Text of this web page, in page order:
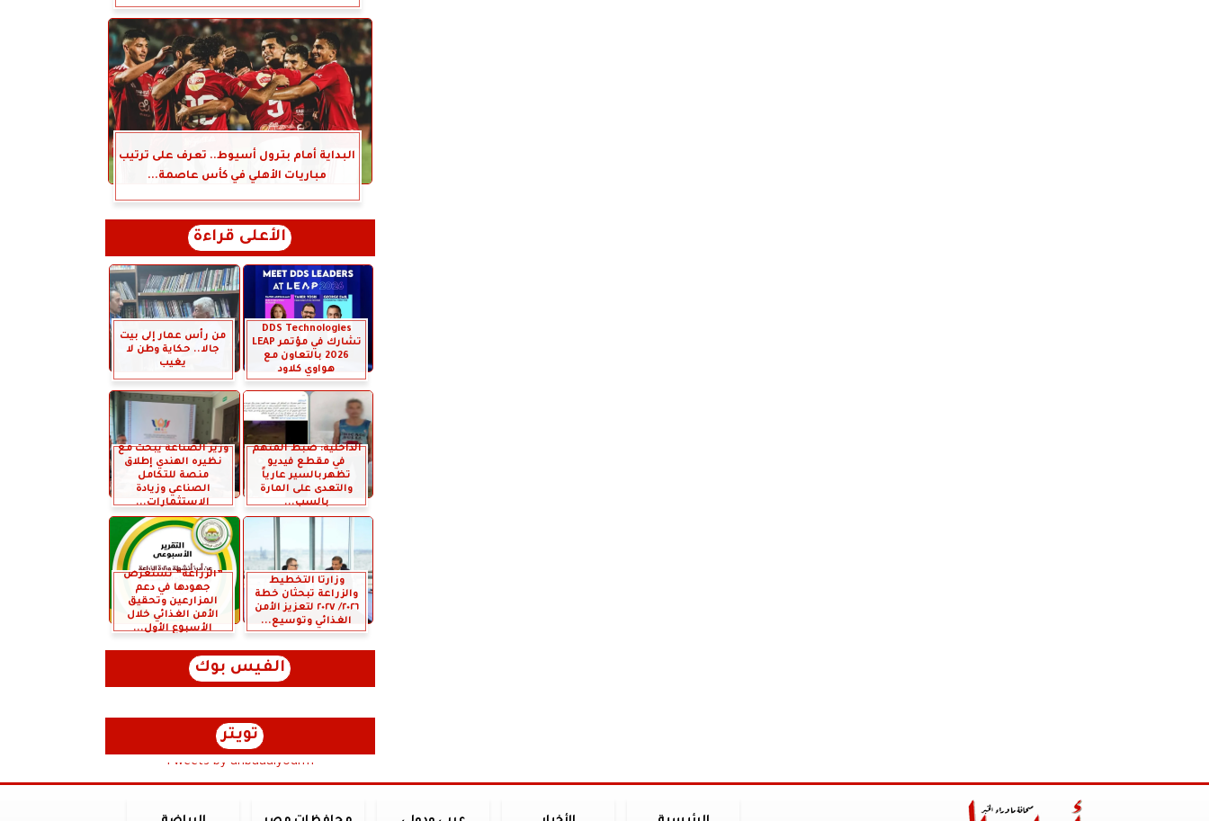
البداية أمام بترول أسيوط.. تعرف على ترتيب
مباريات الأهلي في كأس عاصمة...
الأعلى قراءة
DDS Technologies
تشارك في مؤتمر LEAP
2026 بالتعاون مع
هواوي كلاود
من رأس عمار إلى بيت
جالا.. حكاية وطن لا
يغيب
الداخلية: ضبط المتهم
في مقطع فيديو
تظهربالسير عارياً
والتعدى على المارة
بالسب...
وزير الصناعة يبحث مع
نظيره الهندي إطلاق
منصة للتكامل
الصناعي وزيادة
الاستثمارات...
وزارتا التخطيط
والزراعة تبحثان خطة
٢٠٢٦/ ٢٠٢٧ لتعزيز الأمن
الغذائي وتوسيع...
”الزراعة” تستعرض
جهودها في دعم
المزارعين وتحقيق
الأمن الغذائي خلال
الأسبوع الأول...
الفيس بوك
تويتر
Tweets by anbaaalyoum1